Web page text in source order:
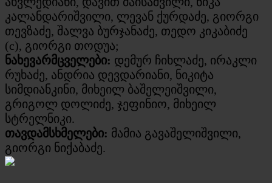
კალანდარიშვილი, ლევან ქურდაძე, გიორგი
თევზაძე, შალვა ბურჯანაძე, თედო კიკაბიძე
(c), გიორგი თოდუა;
ნახევარმცველები: დემურ ჩიხლაძე, ირაკლი
რუხაძე, ანდრია დევდარიანი, ნიკიტა
სიმდიანკინი, მიხეილ ბაშელეიშვილი,
გრიგოლ დოლიძე, ჯეფინიო, მიხეილ
სტრელნიკი.
თავდამსხმელები: მამია გავაშელიშვილი,
გიორგი ნიქაბაძე.